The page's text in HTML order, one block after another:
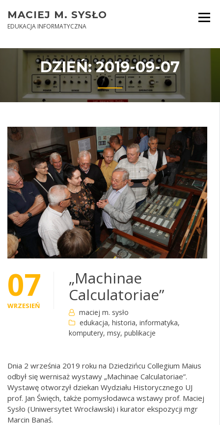
content
MACIEJ M. SYSŁO
EDUKACJA INFORMATYCZNA
DZIEŃ:2019-09-07
07
WRZESIEŃ
„Machinae
Calculatoriae”
maciej m. sysło
edukacja, historia, informatyka,
komputery, msy, publikacje
Dnia 2 września 2019 roku na Dziedzińcu Collegium Maius
odbył się wernisaż wystawy „Machinae Calculatoriae”.
Wystawę otworzył dziekan Wydziału Historycznego UJ
prof. Jan Święch, także pomysłodawca wstawy prof. Maciej
Sysło (Uniwersytet Wrocławski) i kurator ekspozycji mgr
Marcin Banaś.